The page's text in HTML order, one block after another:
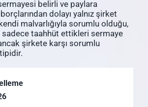
belirli ve paylara
dolayı yalnız şirket
malvarlığıyla sorumlu olduğu,
sadece taahhüt ettikleri sermaye
şirkete karşı sorumlu